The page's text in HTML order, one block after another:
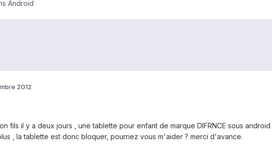
Android
2012
fils il y a deux jours , une tablette pour enfant de marque DIFRNCE sous
, la tablette est donc bloquer, pourriez vous m'aider ? merci d'avance.